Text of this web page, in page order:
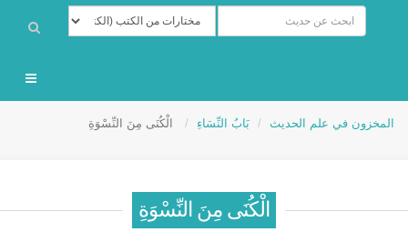
المخزون في علم الحديث بَابُ النِّسَاءِ الْكُنَى مِنَ النِّسْوَةِ
الْكُنَى مِنَ النِّسْوَةِ